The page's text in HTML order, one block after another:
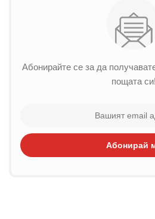
Абонирайте се за да
пощата си!
Абонирай